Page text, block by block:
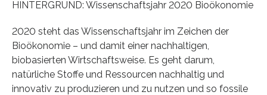
HINTERGRUND: Wissenschaftsjahr 2020 Bioökonomie
2020 steht das Wissenschaftsjahr im Zeichen der
Bioökonomie – und damit einer nachhaltigen,
biobasierten Wirtschaftsweise. Es geht darum,
natürliche Stoffe und Ressourcen nachhaltig und
innovativ zu produzieren und zu nutzen und so fossile